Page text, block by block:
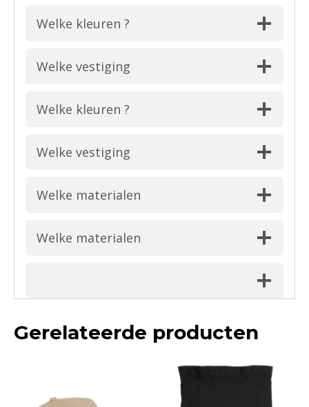
Welke kleuren ?
Welke vestiging
Welke kleuren ?
Welke vestiging
Welke materialen
Welke materialen
Gerelateerde producten